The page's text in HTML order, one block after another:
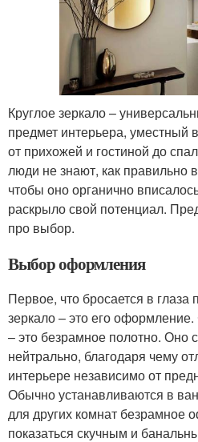
Круглое зеркало –
предмет интерьера,
от прихожей и гостиной до
люди не знают, как правильно
чтобы оно органично
раскрыло свой потенциал.
про выбор.
Выбор оформления
Первое, что бросается в глаза
зеркало – это его
– это безрамное полотно. Оно
нейтрально, благодаря чему
интерьере независимо от
Обычно устанавливаются в
для других комнат безрамное
показаться скучным и